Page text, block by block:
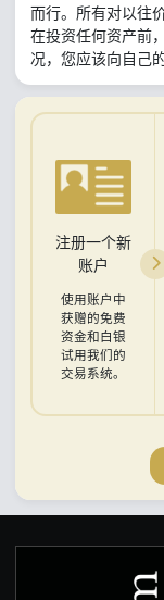
而行。所有对以往
在投资任何资产前
况，您应该向自己
注册一个新
账户
使用账户中
获赠的免费
资金和白银
试用我们的
交易系统。